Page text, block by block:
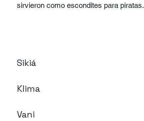
sirvieron como escondites para piratas.
Sikiá
Klima
Vani